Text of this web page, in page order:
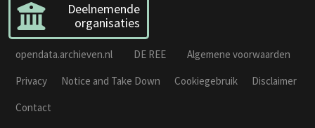
Deelnemende
organisaties
opendata.archieven.nl DE REE
Algemene voorwaarden
Privacy
Notice and Take Down Cookiegebruik
Disclaimer
Contact